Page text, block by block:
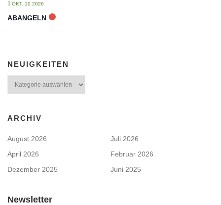
OKT. 10 2026
ABANGELN
NEUIGKEITEN
ARCHIV
August 2026
Juli 2026
April 2026
Februar 2026
Dezember 2025
Juni 2025
Newsletter